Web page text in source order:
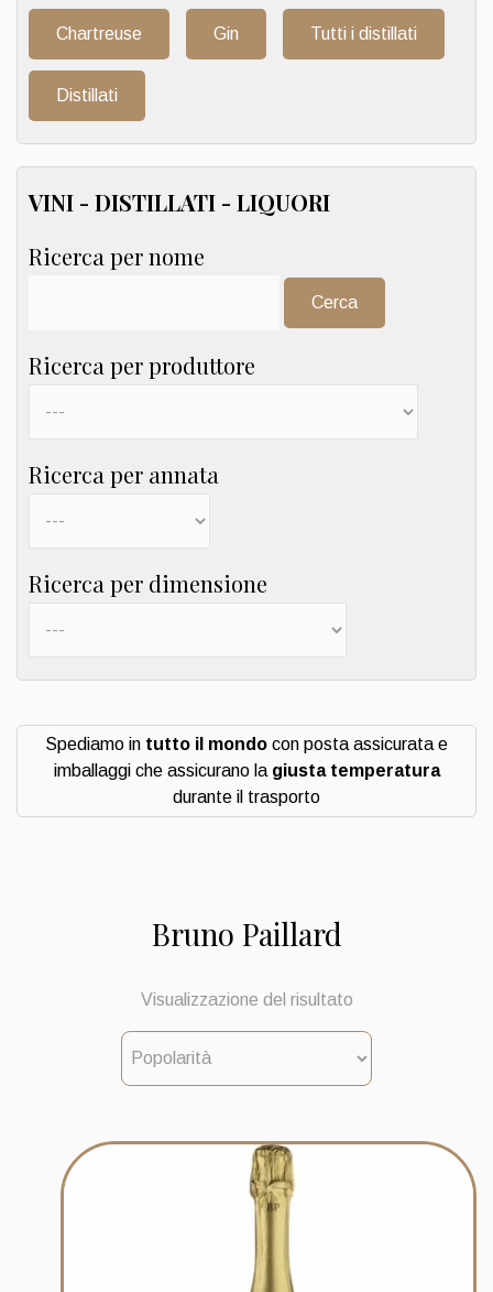
Chartreuse Gin Tutti i distillati
Distillati
VINI - DISTILLATI - LIQUORI
Ricerca per nome
Ricerca per produttore
Ricerca per annata
Ricerca per dimensione
Spediamo in tutto il mondo con posta assicurata e
imballaggi che assicurano la giusta temperatura
durante il trasporto
Bruno Paillard
Visualizzazione del risultato